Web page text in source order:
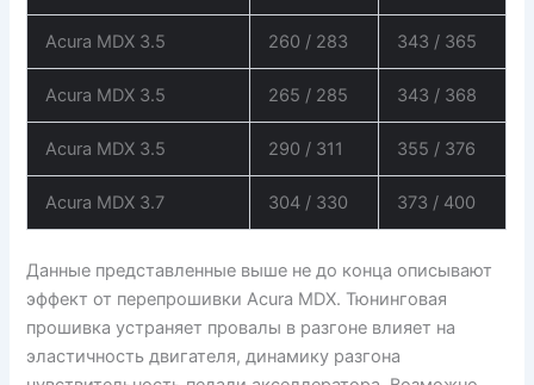
Acura MDX 3.5 260 / 283 343 / 365
Acura MDX 3.5 265 / 285 343 / 368
Acura MDX 3.5 290 / 311 355 / 376
Acura MDX 3.7 304 / 330 373 / 400
Данные представленные выше не до конца описывают
эффект от перепрошивки Acura MDX. Тюнинговая
прошивка устраняет провалы в разгоне влияет на
эластичность двигателя, динамику разгона